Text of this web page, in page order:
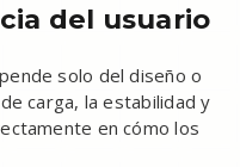
del usuario
solo del diseño o
carga, la estabilidad y
en cómo los